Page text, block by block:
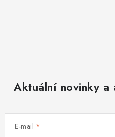
Aktuální novinky a
E-mail